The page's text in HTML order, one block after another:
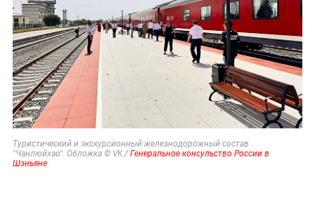
Туристический и экскурсионный железнодорожный состав
"Чанлюйхао". Обложка © VK / Генеральноеконсульство России в
Шэньяне